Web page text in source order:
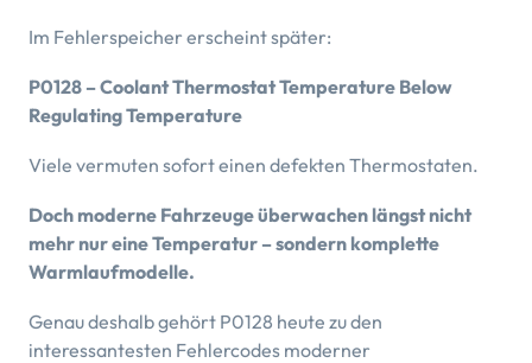
Im Fehlerspeicher erscheint später:
P0128 – Coolant Thermostat Temperature Below
Regulating Temperature
Viele vermuten sofort einen defekten Thermostaten.
Doch moderne Fahrzeuge überwachen längst nicht
mehr nur eine Temperatur – sondern komplette
Warmlaufmodelle.
Genau deshalb gehört P0128 heute zu den
interessantesten Fehlercodes moderner